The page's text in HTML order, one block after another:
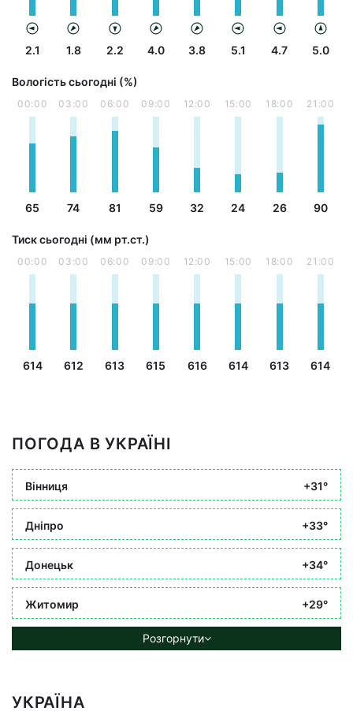
2.1 1.8 2.2 4.0 3.8 5.1 4.7 5.0
Вологість сьогодні (%)
00:00
65
03:00
74
06:00
81
09:00
59
12:00
32
15:00
24
18:00
26
21:00
90
Тиск сьогодні (мм рт.ст.)
00:00
614
03:00
612
06:00
613
09:00
615
12:00
616
15:00
614
18:00
613
21:00
614
ПОГОДА В УКРАЇНІ
Вінниця +31°
Дніпро +33°
Донецьк +34°
Житомир +29°
Розгорнути
УКРАЇНА